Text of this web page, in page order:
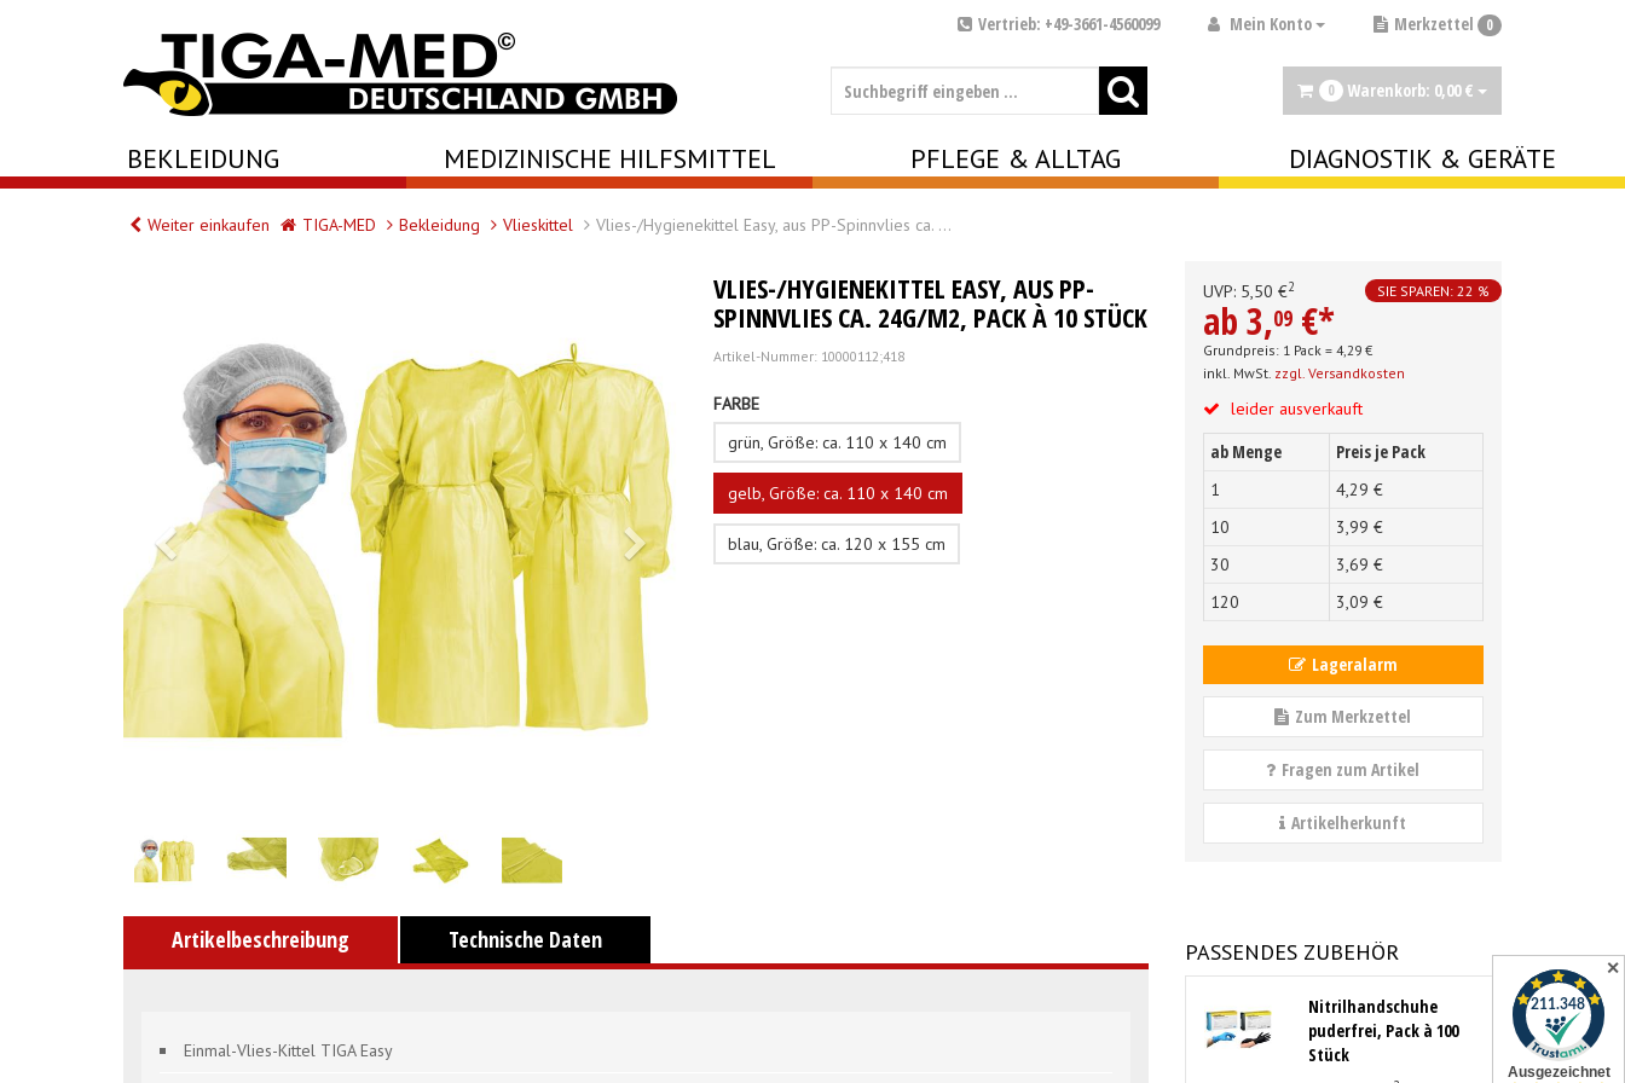
✕
Merkzettel 0
Mein Konto
Vertrieb: +49-3661-4560099
0 Warenkorb: 0,00 €
BEKLEIDUNG MEDIZINISCHE HILFSMITTEL PFLEGE & ALLTAG DIAGNOSTIK & GERÄTE
Weiter einkaufen TIGA-MED Bekleidung Vlieskittel Vlies-/Hygienekittel Easy, aus PP-Spinnvlies ca. …
VLIES-/HYGIENEKITTEL EASY, AUS PP-
SPINNVLIES CA. 24G/M2, PACK À 10 STÜCK
Artikel-Nummer: 10000112;418
FARBE
grün, Größe: ca. 110 x 140 cm
gelb, Größe: ca. 110 x 140 cm
blau, Größe: ca. 120 x 155 cm
UVP: 5,50 €2
ab3,09 €*
SIE SPAREN: 22 %
Grundpreis: 1 Pack = 4,29 €
inkl. MwSt. zzgl. Versandkosten
leider ausverkauft
ab Menge Preis je Pack
1 4,29 €
10
3,99 €
30
3,69 €
120
3,09 €
Lageralarm
Zum Merkzettel
Fragen zum Artikel
Artikelherkunft
Artikelbeschreibung Technische Daten
Einmal-Vlies-Kittel TIGA Easy
PASSENDES ZUBEHÖR
Nitrilhandschuhe
puderfrei, Pack à 100
Stück